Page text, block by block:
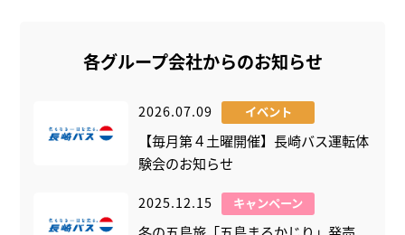
各グループ会社からのお知らせ
2026.07.09 イベント
【毎月第４土曜開催】長崎バス運転体
験会のお知らせ
2025.12.15 キャンペーン